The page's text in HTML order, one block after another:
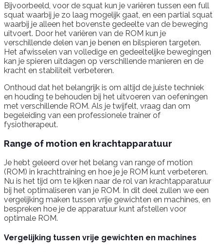
Bijvoorbeeld, voor de squat kun je variëren tussen een full
squat waarbij je zo laag mogelijk gaat, en een partial squat
waarbij je alleen het bovenste gedeelte van de beweging
uitvoert. Door het variëren van de ROM kun je
verschillende delen van je benen en bilspieren targeten.
Het afwisselen van volledige en gedeeltelijke bewegingen
kan je spieren uitdagen op verschillende manieren en de
kracht en stabiliteit verbeteren.
Onthoud dat het belangrijk is om altijd de juiste techniek
en houding te behouden bij het uitvoeren van oefeningen
met verschillende ROM. Als je twijfelt, vraag dan om
begeleiding van een professionele trainer of
fysiotherapeut.
Range of motion en krachtapparatuur
Je hebt geleerd over het belang van range of motion
(ROM) in krachttraining en hoe je je ROM kunt verbeteren.
Nu is het tijd om te kijken naar de rol van krachtapparatuur
bij het optimaliseren van je ROM. In dit deel zullen we een
vergelijking maken tussen vrije gewichten en machines, en
bespreken hoe je de apparatuur kunt afstellen voor
optimale ROM.
Vergelijking tussen vrije gewichten en machines